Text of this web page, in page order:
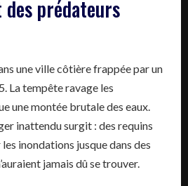
prédateurs
une ville côtière frappée par un
La tempête ravage les
une montée brutale des eaux.
inattendu surgit : des requins
inondations jusque dans des
jamais dû se trouver.